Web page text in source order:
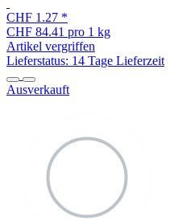
CHF 1.27 *
CHF 84.41 pro 1 kg
Artikel vergriffen
Lieferstatus: 14 Tage Lieferzeit
Ausverkauft